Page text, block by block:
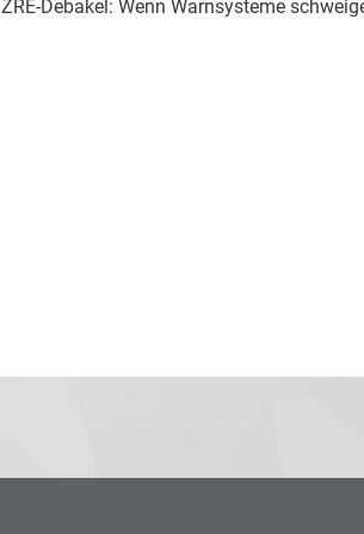
ZRE-Debakel: Wenn Warnsysteme